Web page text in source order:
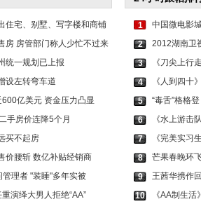
住宅、别墅、写字楼和商铺
房 房管部门称人少忙不过来
统一规划已上报
设左转弯车道
亿美元 资金压力凸显
手房价连降5个月
买不起房
价腰斩 数亿补贴经销商
理者 "装睡"多年实被
演绎大男人拒绝“AA”
1
中国微电影
2
2012湖南卫
3
《刀尖上行
4
《人到四十
5
“毒舌”格格
6
《水上游击
7
《完美实习
8
芒果春晚环
9
王茜华携作
10
《AA制生